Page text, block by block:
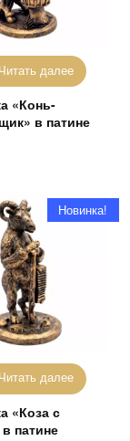
Читать далее
«Конь-
в патине
Читать далее
Новинка!
«Коза с
патине